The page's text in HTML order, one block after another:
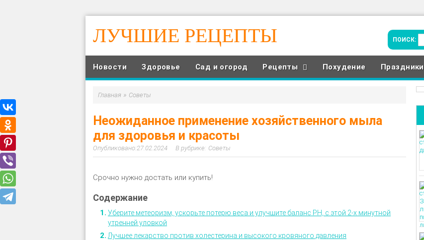
ЛУЧШИЕ РЕЦЕПТЫ
Новости Здоровье Сад и огород Рецепты Похудение Праздники
Главная » Советы
Неожиданное применение хозяйственного мыла
для здоровья и красоты
27.02.2024 Советы
Срοчнο нужнο дοстать или κупить!
Уберите метеоризм, ускорьте потерю веса и улучшите баланс PH, с этой 2-х минутной
утренней уловкой
Лучшее лекарство против холестерина и высокого кровяного давления